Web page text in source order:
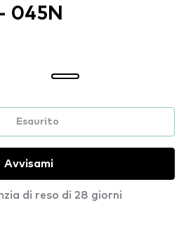
045N
Esaurito
Avvisami
di reso di 28 giorni